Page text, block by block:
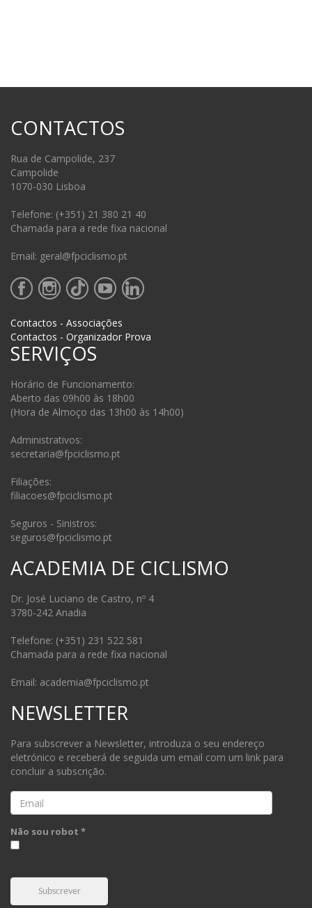
CONTACTOS
Rua de Campolide, 237
Campolide
1070-030 Lisboa
Telefone: (+351) 21 380 21 40
Chamada para a rede fixa nacional
Email: geral@fpciclismo.pt
Contactos - Associações
Contactos - Organizador Prova
SERVIÇOS
Horário de Funcionamento:
Aberto das 09h00 às 18h00
(Hora de Almoço das 13h00 às 14h00)
Administrativos:
secretaria@fpciclismo.pt
Filiações:
filiacoes@fpciclismo.pt
Seguros - Sinistros:
seguros@fpciclismo.pt
ACADEMIA DE CICLISMO
Dr. José Luciano de Castro, nº 4
3780-242 Anadia
Telefone: (+351) 231 522 581
Chamada para a rede fixa nacional
Email: academia@fpciclismo.pt
NEWSLETTER
Para subscrever a Newsletter, introduza o seu endereço
eletrónico e receberá de seguida um email com um link para
concluir a subscrição.
Email
Não sou robot *
Subscrever